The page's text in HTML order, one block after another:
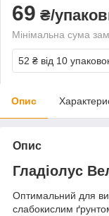
69 ₴/
Мінімальна сума
52 ₴ від 10
Опис
Опис
Гладіолус
Оптимальний для
слабокислим